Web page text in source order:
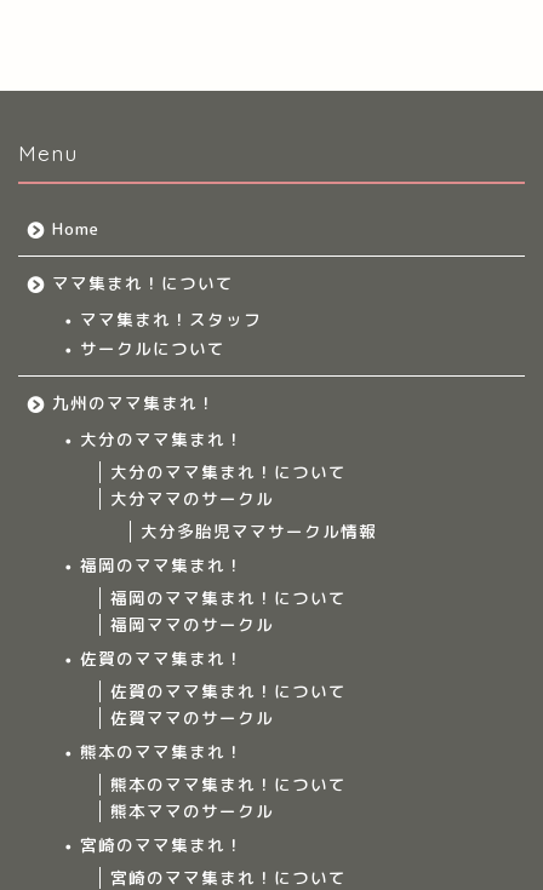
Menu
Home
ママ集まれ！について
ママ集まれ！スタッフ
サークルについて
九州のママ集まれ！
大分のママ集まれ！
大分のママ集まれ！について
大分ママのサークル
大分多胎児ママサークル情報
福岡のママ集まれ！
福岡のママ集まれ！について
福岡ママのサークル
佐賀のママ集まれ！
佐賀のママ集まれ！について
佐賀ママのサークル
熊本のママ集まれ！
熊本のママ集まれ！について
熊本ママのサークル
宮崎のママ集まれ！
宮崎のママ集まれ！について
ママ集まれ！について
ママ集まれ！スタッフ